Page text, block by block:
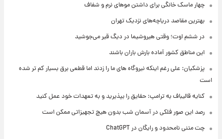
چهار ماسک خانگی برای داشتن موهای نرم و شفاف
بهترین مقاصد دریاچه‌های نزدیک تهران
در ششم اوت؛ وقتی هیروشیما در دیگ قیر می‌جوشید
این مناطق کشور آماده بارش باران باشند
پزشکیان: علی رغم اینکه نیروگاه های ما را زدند اما قطعی برق بسیار کم تر شده
است
کنایه قالیباف به ترامپ: حقایق را بپذیرید و به تعهدات خود عمل کنید
رصد این صور فلکی در آسمان شب بدون هیچ تجهیزاتی ممکن است
چت متنی نامحدود و رایگان در ChatGPT